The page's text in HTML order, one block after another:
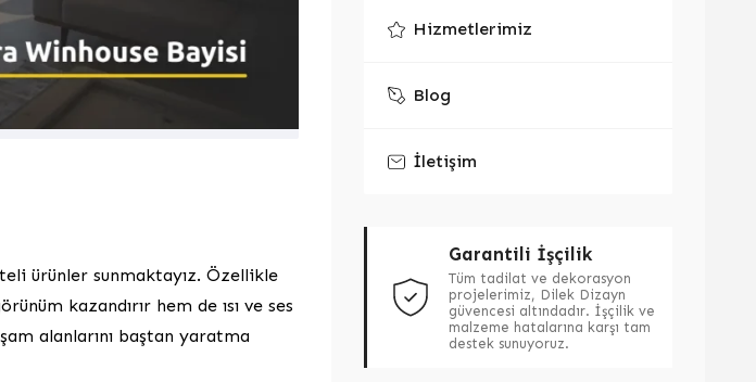
ürünler sunmaktayız. Özellikle
kazandırır hem de ısı ve ses
alanlarını baştan yaratma
Hizmetlerimiz
Blog
İletişim
Garantili İşçilik
Tüm tadilat ve dekorasyon
projelerimiz, Dilek Dizayn
güvencesi altındadır. İşçilik ve
malzeme hatalarına karşı tam
destek sunuyoruz.